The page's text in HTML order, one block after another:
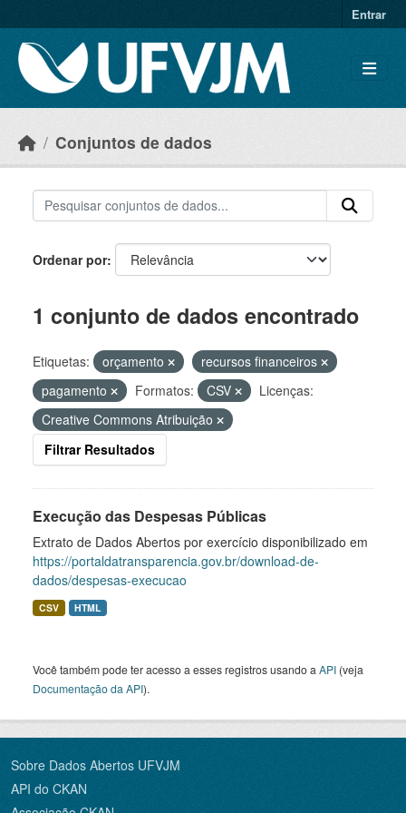
Entrar
Conjuntos de dados
Ordenar por
1 conjunto de dados encontrado
Etiquetas: orçamento
recursos financeiros
pagamento
Formatos: CSV
Licenças:
Creative Commons Atribuição
Filtrar Resultados
Execução das Despesas Públicas
Extrato de Dados Abertos por exercício disponibilizado em
https://portaldatransparencia.gov.br/download-de-
dados/despesas-execucao
CSV HTML
Você também pode ter acesso a esses registros usando a API (veja
Documentação da API).
Sobre Dados Abertos UFVJM
API do CKAN